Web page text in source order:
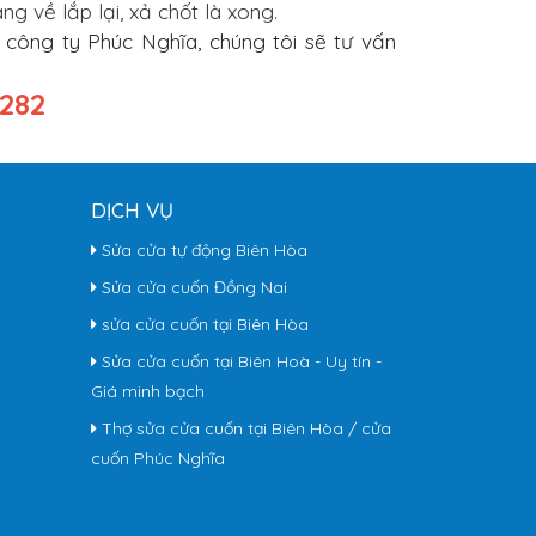
về lắp lại, xả chốt là xong.
ty Phúc Nghĩa, chúng tôi sẽ tư vấn
DỊCH VỤ
Sửa cửa tự động Biên Hòa
Sửa cửa cuốn Đồng Nai
sửa cửa cuốn tại Biên Hòa
Sửa cửa cuốn tại Biên Hoà - Uy tín -
Giá minh bạch
Thợ sửa cửa cuốn tại Biên Hòa / cửa
cuốn Phúc Nghĩa